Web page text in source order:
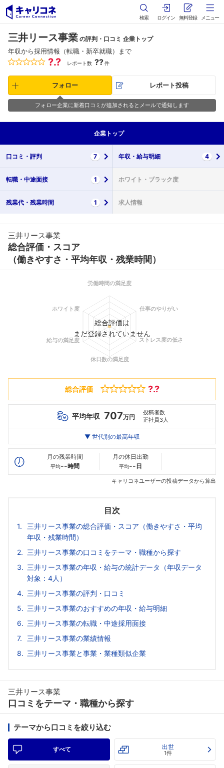
検索 ログイン 無料登録 メニュー
三井リース事業 の評判・口コミ 企業トップ
年収から採用情報（転職・新卒就職）まで
?.? レポート数 ??件
フォロー レポート投稿
フォロー企業に新着口コミが追加されるとメールで通知します
企業 トップ
口コミ・ 評判 7 年収・ 給与明細 4
転職・ 中途面接 1 ホワイト・ ブラック度
残業代・ 残業時間 1 求人情報
三井リース事業
総合評価・スコア
（働きやすさ・平均年収・残業時間）
総合評価は
まだ登録されていません
総合評価 ?.?
平均年収 707万円
投稿者数
正社員3人
最高年収
20代
420万
30代
982万
--万
▼ 世代別の最高年収
月の残業時間
平均--時間
月の休日出勤
平均-- 日
キャリコネユーザーの投稿データから算出
目次
三井リース事業の総合評価・スコア（働きやすさ・平均
年収・残業時間）
三井リース事業の口コミをテーマ・職種から探す
三井リース事業の年収・給与の統計データ（年収データ
対象：4人）
三井リース事業の評判・口コミ
三井リース事業のおすすめの年収・給与明細
三井リース事業の転職・中途採用面接
三井リース事業の業績情報
三井リース事業と事業・業種類似企業
三井リース事業
口コミをテーマ・職種から探す
テーマから口コミを絞り込む
すべて 出世
1件